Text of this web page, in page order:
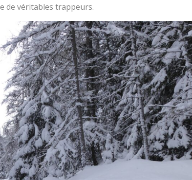
de véritables trappeurs.